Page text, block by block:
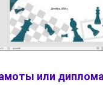
или